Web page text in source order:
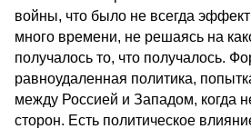
войны, что было не всегда
много времени, не решаясь на
получалось то, что получалось.
равноудаленная политика,
между Россией и Западом, когда
сторон. Есть политическое